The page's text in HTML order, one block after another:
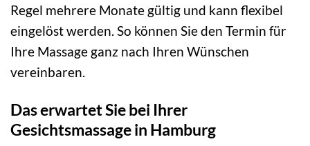
Regel mehrere Monate gültig und kann flexibel
eingelöst werden. So können Sie den Termin für
Ihre Massage ganz nach Ihren Wünschen
vereinbaren.
Das erwartet Sie bei Ihrer
Gesichtsmassage in Hamburg